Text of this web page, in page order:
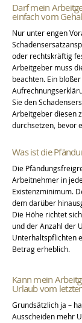
Darf mein
einfach vom
Nur unter engen
oder rechtskräftig
Arbeitgeber muss
beachten. Ein
Sie den
Arbeitgeber diesen
durchsetzen, bevor
Was ist die
Die
Arbeitnehmer in
Existenzminimum.
dem darüber
Die Höhe richtet
und der Anzahl der
Unterhaltspflichten
Betrag erheblich.
Kann mein
Urlaub vom
Grundsätzlich ja –
Ausscheiden mehr